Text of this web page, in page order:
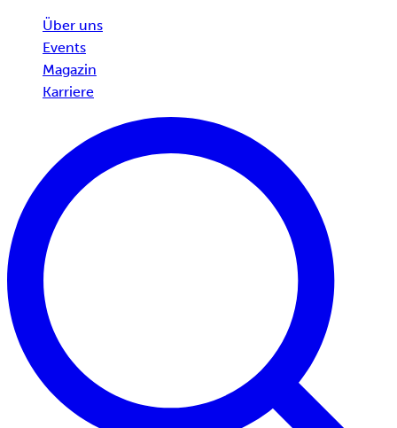
Über uns
Events
Magazin
Karriere